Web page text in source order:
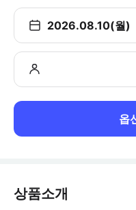
2026.08.10(월)
옵
상품소개